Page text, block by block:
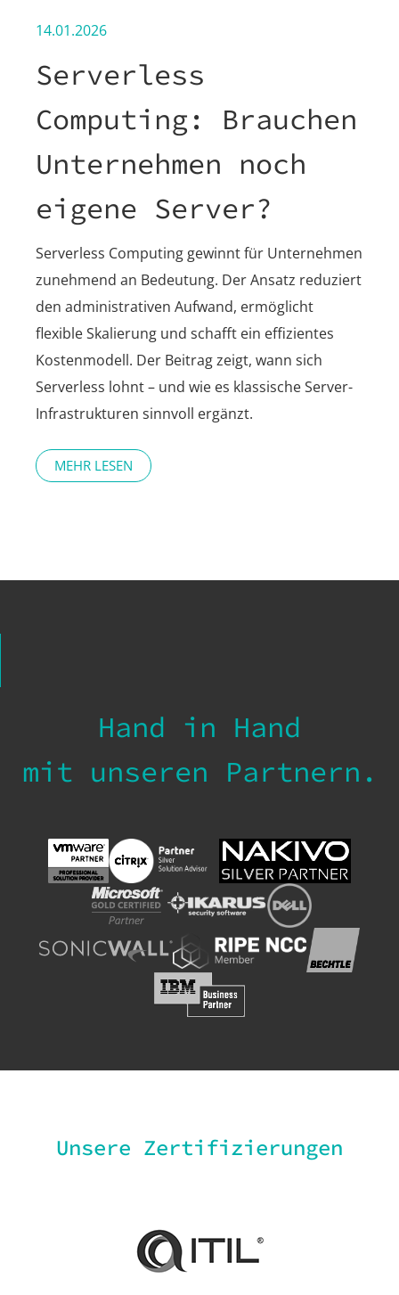
14.01.2026
Serverless
Computing: Brauchen
Unternehmen noch
eigene Server?
Serverless Computing gewinnt für Unternehmen
zunehmend an Bedeutung. Der Ansatz reduziert
den administrativen Aufwand, ermöglicht
flexible Skalierung und schafft ein effizientes
Kostenmodell. Der Beitrag zeigt, wann sich
Serverless lohnt – und wie es klassische Server-
Infrastrukturen sinnvoll ergänzt.
MEHR LESEN
Hand in Hand
mit unseren Partnern.
Unsere Zertifizierungen